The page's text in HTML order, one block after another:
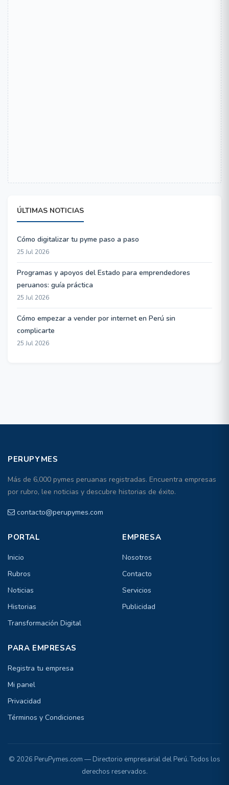
ÚLTIMAS NOTICIAS
Cómo digitalizar tu pyme paso a paso
25 Jul 2026
Programas y apoyos del Estado para emprendedores
peruanos: guía práctica
25 Jul 2026
Cómo empezar a vender por internet en Perú sin
complicarte
25 Jul 2026
PERUPYMES
Más de 6,000 pymes peruanas registradas. Encuentra empresas
por rubro, lee noticias y descubre historias de éxito.
contacto@perupymes.com
PORTAL
Inicio
Rubros
Noticias
Historias
Transformación Digital
EMPRESA
Nosotros
Contacto
Servicios
Publicidad
PARA EMPRESAS
Registra tu empresa
Mi panel
Privacidad
Términos y Condiciones
© 2026 PeruPymes.com — Directorio empresarial del Perú. Todos los
derechos reservados.